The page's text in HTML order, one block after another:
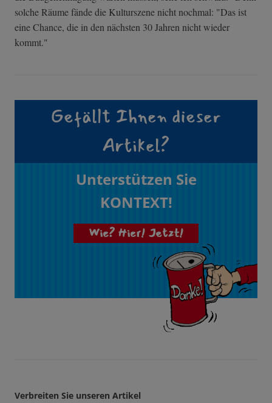
solche Räume fände die Kulturszene nicht nochmal: "Das ist
eine Chance, die in den nächsten 30 Jahren nicht wieder
kommt."
Gefällt Ihnen dieser
Artikel?
Unterstützen Sie
KONTEXT!
Wie? Hier! Jetzt!
Verbreiten Sie unseren Artikel